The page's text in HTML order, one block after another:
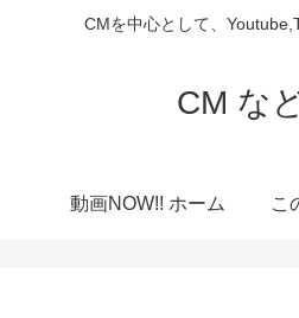
CMを中心として、
CM な
動画NOW!! ホーム こ